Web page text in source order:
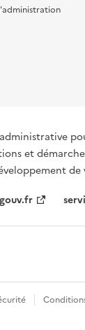
et